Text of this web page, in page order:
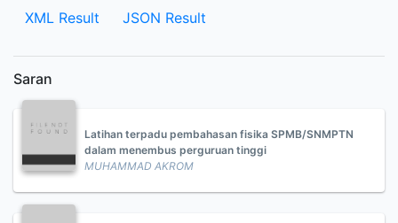
XML Result JSON Result
Saran
Latihan terpadu pembahasan fisika SPMB/SNMPTN
dalam menembus perguruan tinggi
MUHAMMAD AKROM